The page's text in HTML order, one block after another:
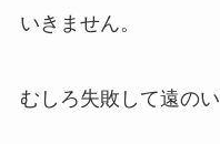
いきません。
むしろ失敗して遠の